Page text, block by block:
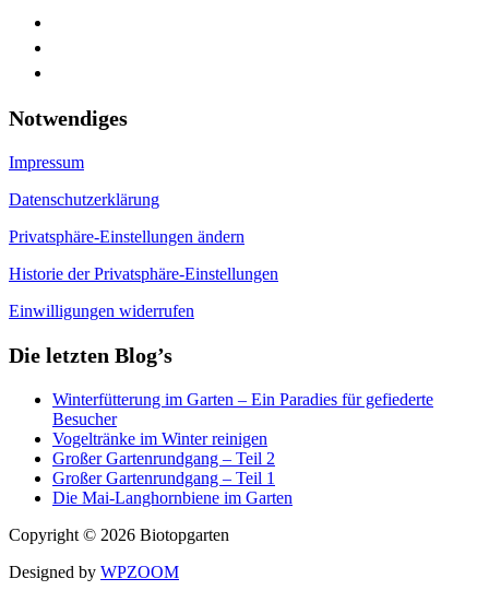
Notwendiges
Impressum
Datenschutzerklärung
Privatsphäre-Einstellungen ändern
Historie der Privatsphäre-Einstellungen
Einwilligungen widerrufen
Die letzten Blog’s
Winterfütterung im Garten – Ein Paradies für gefiederte
Besucher
Vogeltränke im Winter reinigen
Großer Gartenrundgang – Teil 2
Großer Gartenrundgang – Teil 1
Die Mai-Langhornbiene im Garten
Copyright © 2026 Biotopgarten
Designed by WPZOOM